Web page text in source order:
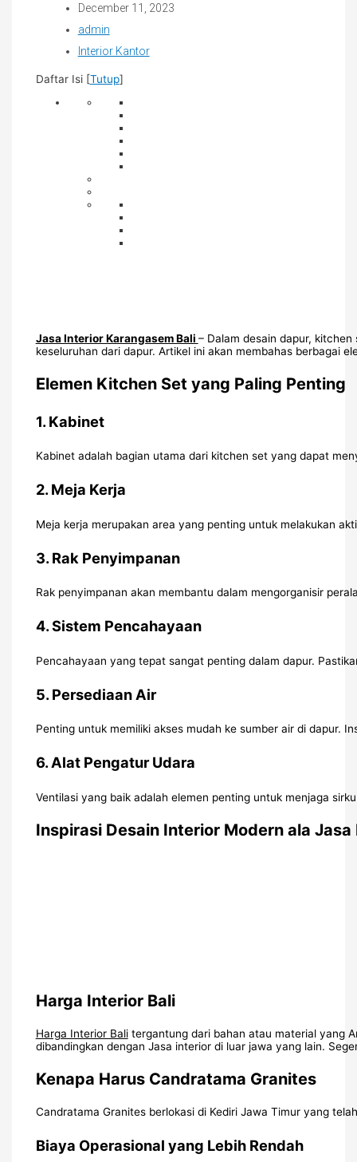
December 11, 2023
admin
Interior Kantor
Daftar Isi [Tutup]
Jasa Interior Karangasem Bali – Dalam desain dapur,
keseluruhan dari dapur. Artikel ini akan membahas berbagai
Elemen Kitchen Set yang Paling Penting
1.Kabinet
Kabinet adalah bagian utama dari kitchen set yang dapat
2.Meja Kerja
Meja kerja merupakan area yang penting untuk melakukan
3.Rak Penyimpanan
Rak penyimpanan akan membantu dalam mengorganisir
4.Sistem Pencahayaan
Pencahayaan yang tepat sangat penting dalam dapur.
5.Persediaan Air
Penting untuk memiliki akses mudah ke sumber air di dapur.
6.Alat Pengatur Udara
Ventilasi yang baik adalah elemen penting untuk menjaga
Inspirasi Desain Interior Modern ala
Harga Interior Bali
Harga Interior Balitergantung dari bahan atau material yang
dibandingkan dengan Jasa interior di luar jawa yang lain.
Kenapa Harus Candratama Granites
Candratama Granites berlokasi di Kediri Jawa Timur yang
Biaya Operasional yang Lebih Rendah